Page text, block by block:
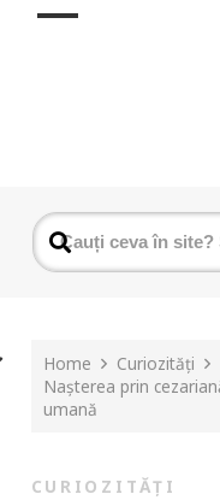
Home
Curiozități
Nașterea prin
umană
CURIOZITĂȚI